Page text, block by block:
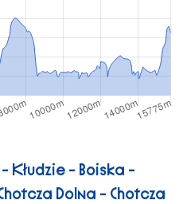
Kłudzie - Boiska -
Dolna - Chotcza